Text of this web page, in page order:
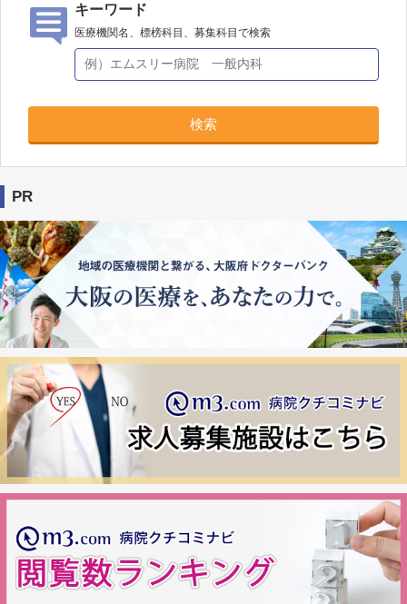
キーワード
医療機関名、標榜科目、募集科目で検索
検索
PR